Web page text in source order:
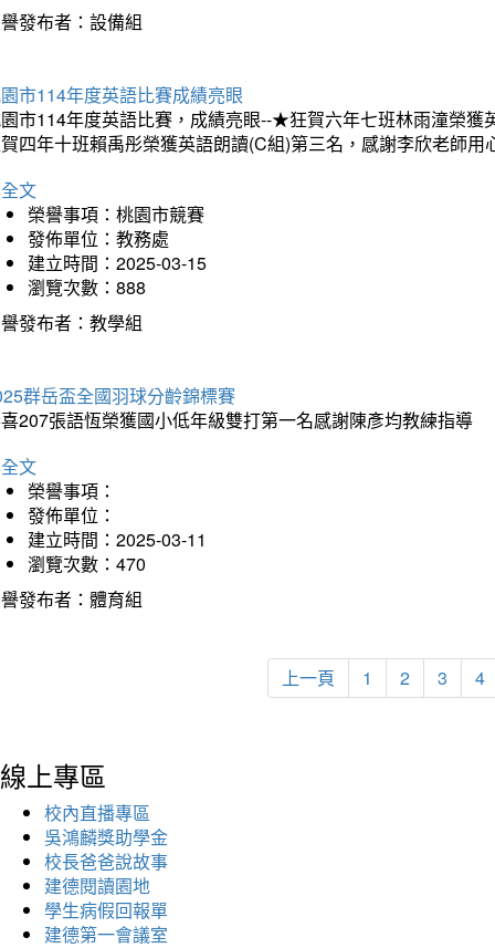
發布者：設備組
市114年度英語比賽成績亮眼
市114年度英語比賽，成績亮眼--★狂賀六年七班林雨潼榮
四年十班賴禹彤榮獲英語朗讀(C組)第三名，感謝李欣老師
文
榮譽事項：桃園市競賽
發佈單位：教務處
建立時間：2025-03-15
瀏覽次數：888
發布者：教學組
群岳盃全國羽球分齡錦標賽
207張語恆榮獲國小低年級雙打第一名感謝陳彥均教練指導
文
榮譽事項：
發佈單位：
建立時間：2025-03-11
瀏覽次數：470
發布者：體育組
上一頁 1 2 3 4
線上專區
校內直播專區
吳鴻麟獎助學金
校長爸爸說故事
建德閱讀園地
學生病假回報單
建德第一會議室